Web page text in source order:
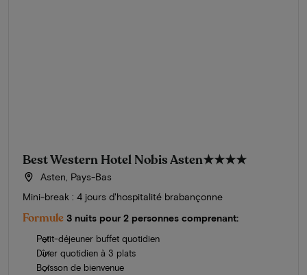
Best Western Hotel Nobis Asten★★★★
Asten, Pays-Bas
Mini-break : 4 jours d'hospitalité brabançonne
Formule 3 nuits pour 2 personnes comprenant:
Petit-déjeuner buffet quotidien
Dîner quotidien à 3 plats
Boisson de bienvenue